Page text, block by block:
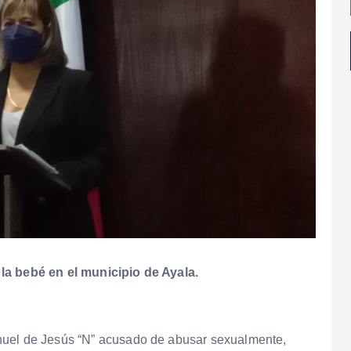
bebé en el municipio de Ayala.
de Jesús “N” acusado de abusar sexualmente,